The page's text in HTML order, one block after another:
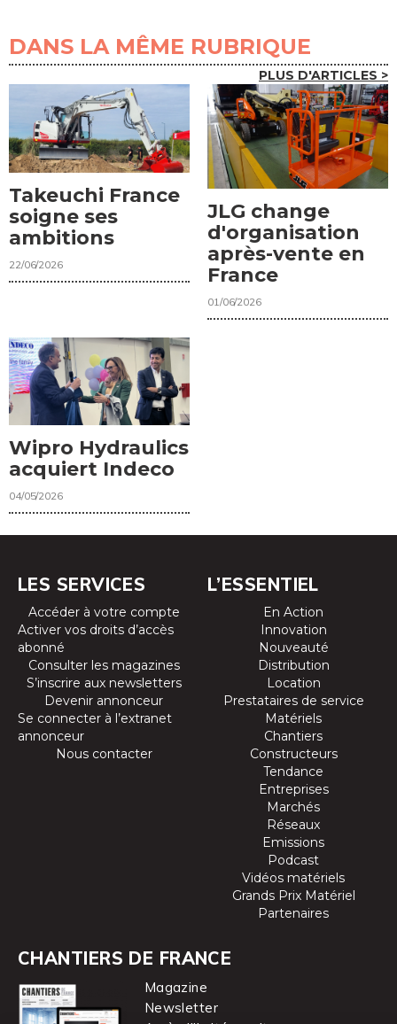
DANS LA MÊME RUBRIQUE
PLUS D'ARTICLES >
Takeuchi France
soigne ses
ambitions
22/06/2026
JLG change
d'organisation
après-vente en
France
01/06/2026
Wipro Hydraulics
acquiert Indeco
04/05/2026
LES SERVICES
Accéder à votre compte
Activer vos droits d’accès
abonné
Consulter les magazines
S’inscrire aux newsletters
Devenir annonceur
Se connecter à l’extranet
annonceur
Nous contacter
L’ESSENTIEL
En Action
Innovation
Nouveauté
Distribution
Location
Prestataires de service
Matériels
Chantiers
Constructeurs
Tendance
Entreprises
Marchés
Réseaux
Emissions
Podcast
Vidéos matériels
Grands Prix Matériel
Partenaires
CHANTIERS DE FRANCE
Magazine
Newsletter